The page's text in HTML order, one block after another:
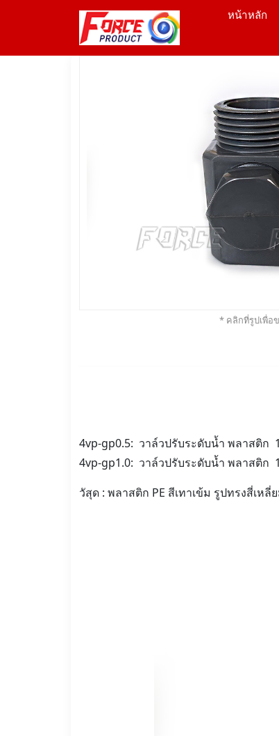
หน้าหลัก
* คลิกที่รูปเพื่อ
4vp-gp0.5: วาล์วปรับระดับน้ำ พลาสติก
4vp-gp1.0: วาล์วปรับระดับน้ำ พลาสติก
วัสุด : พลาสติก PE สีเทาเข้ม รูปทรงสี่เหลี่